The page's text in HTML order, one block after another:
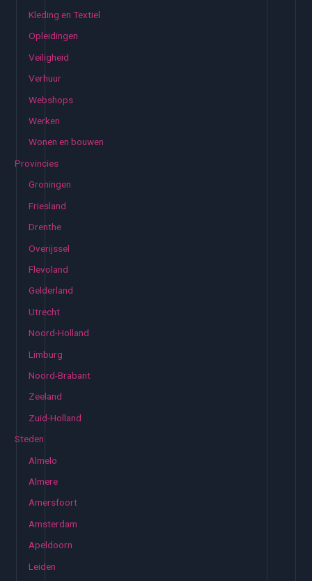
Kleding en Textiel
Opleidingen
Veiligheid
Verhuur
Webshops
Werken
Wonen en bouwen
Provincies
Groningen
Friesland
Drenthe
Overijssel
Flevoland
Gelderland
Utrecht
Noord-Holland
Limburg
Noord-Brabant
Zeeland
Zuid-Holland
Steden
Almelo
Almere
Amersfoort
Amsterdam
Apeldoorn
Leiden